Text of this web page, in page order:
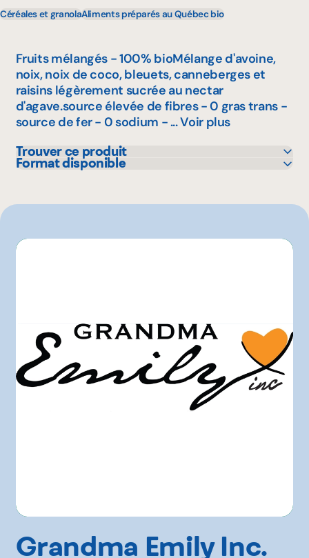
Céréales et granolaAliments préparés au Québec bio
Fruits mélangés - 100% bioMélange d'avoine,
noix, noix de coco, bleuets, canneberges et
raisins légèrement sucrée au nectar
d'agave.source élevée de fibres - 0 gras trans -
source de fer - 0 sodium - ...Voir plus
Trouver ce produit
Adonis
Metro
Autre
Format disponible
Grandma Emily Inc.